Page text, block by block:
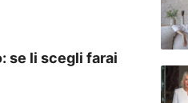
se li scegli farai